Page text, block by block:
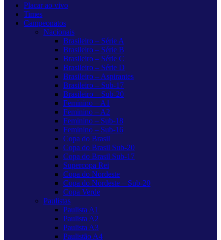
Placar ao vivo
Times
Campeonatos
Nacionais
Brasileiro – Série A
Brasileiro – Série B
Brasileiro – Série C
Brasileiro – Série D
Brasileiro – Aspirantes
Brasileiro – Sub-17
Brasileiro – Sub-20
Feminino – A1
Feminino – A2
Feminino – Sub-18
Feminino – Sub-16
Copa do Brasil
Copa do Brasil Sub-20
Copa do Brasil Sub-17
Supercopa Rei
Copa do Nordeste
Copa do Nordeste – Sub-20
Copa Verde
Paulistas
Paulista A1
Paulista A2
Paulista A3
Paulistão A4